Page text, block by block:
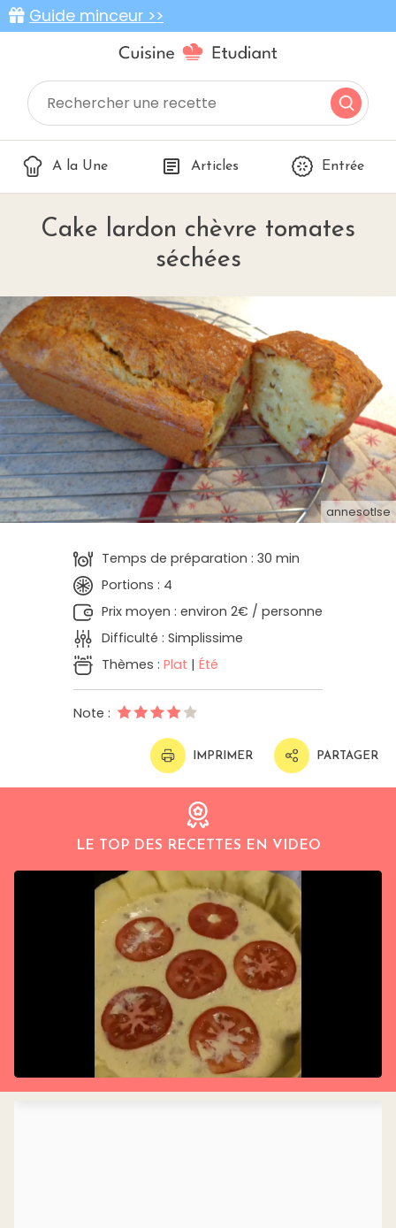
Guide minceur >>
A la Une Articles Entrée
Cake lardon chèvre tomates
séchées
annesotlse
Temps de préparation : 30 min
Portions : 4
Prix moyen : environ 2€ / personne
Difficulté : Simplissime
Thèmes : Plat | Été
Note :
IMPRIMER PARTAGER
LE TOP DES RECETTES EN VIDEO